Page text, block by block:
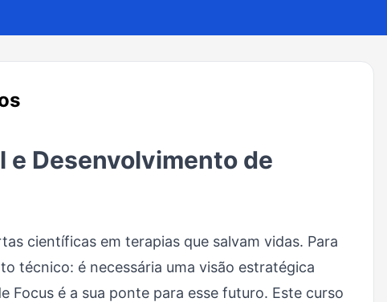
e Desenvolvimento de
científicas em terapias que salvam vidas. Para
técnico: é necessária uma visão estratégica
Focus é a sua ponte para esse futuro. Este curso